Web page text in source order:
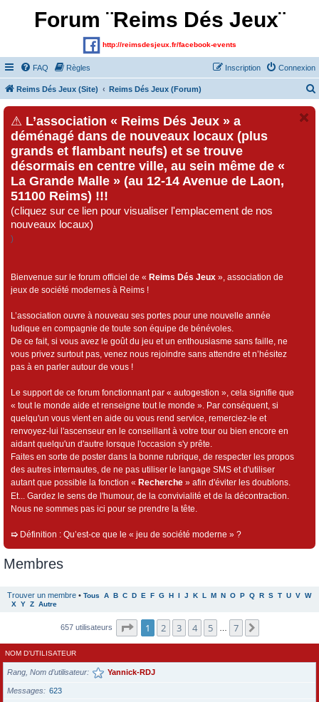
Forum ¨Reims Dés Jeux¨
http://reimsdesjeux.fr/facebook-events
FAQ Règles Connexion
Inscription
Reims Dés Jeux (Site) Reims Dés Jeux (Forum)
⚠ L’association « Reims Dés Jeux » a
déménagé dans de nouveaux locaux (plus
grands et flambant neufs) et se trouve
désormais en centre ville, au sein même de «
La Grande Malle » (au 12-14 Avenue de Laon,
51100 Reims) !!!
(cliquez sur ce lien pour visualiser l'emplacement de nos
nouveaux locaux)
)
Bienvenue sur le forum officiel de « Reims Dés Jeux », association de
jeux de société modernes à Reims !
L’association ouvre à nouveau ses portes pour une nouvelle année
ludique en compagnie de toute son équipe de bénévoles.
De ce fait, si vous avez le goût du jeu et un enthousiasme sans faille, ne
vous privez surtout pas, venez nous rejoindre sans attendre et n’hésitez
pas à en parler autour de vous !
Le support de ce forum fonctionnant par « autogestion », cela signifie que
« tout le monde aide et renseigne tout le monde ». Par conséquent, si
quelqu'un vous vient en aide ou vous rend service, remerciez-le et
renvoyez-lui l'ascenseur en le conseillant à votre tour ou bien encore en
aidant quelqu'un d'autre lorsque l'occasion s'y prête.
Faites en sorte de poster dans la bonne rubrique, de respecter les propos
des autres internautes, de ne pas utiliser le langage SMS et d'utiliser
autant que possible la fonction « Recherche » afin d'éviter les doublons.
Et... Gardez le sens de l'humour, de la convivialité et de la décontraction.
Nous ne sommes pas ici pour se prendre la tête.
➯ Définition : Qu’est-ce que le « jeu de société moderne » ?
Membres
Trouver un membre • Tous A B C D E F G H I J K L M N O P Q R S T U V W
X Y Z Autre
657 utilisateurs Page sur7
1 2 3 4 5 7
NOM D’UTILISATEUR
Rang, Nom d’utilisateur Yannick-RDJ
Messages
623